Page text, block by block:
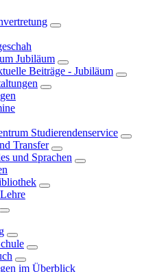
Jubiläum
Beiträge - Jubiläum
Studierendenservice
Transfer
und Sprachen
im Überblick